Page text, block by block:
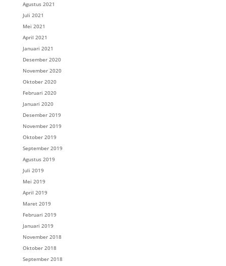
Agustus 2021
Juli 2021
Mei 2021
April 2021
Januari 2021
Desember 2020
November 2020
Oktober 2020
Februari 2020
Januari 2020
Desember 2019
November 2019
Oktober 2019
September 2019
Agustus 2019
Juli 2019
Mei 2019
April 2019
Maret 2019
Februari 2019
Januari 2019
November 2018
Oktober 2018
September 2018